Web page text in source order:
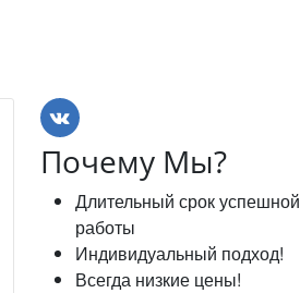
Почему Мы?
Длительный срок успешной
работы
Индивидуальный подход!
Всегда низкие цены!